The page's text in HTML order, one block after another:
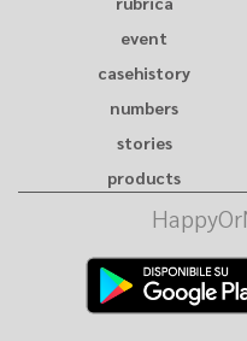
event
casehistory
numbers
stories
products
Scarica
l’app
Reporting